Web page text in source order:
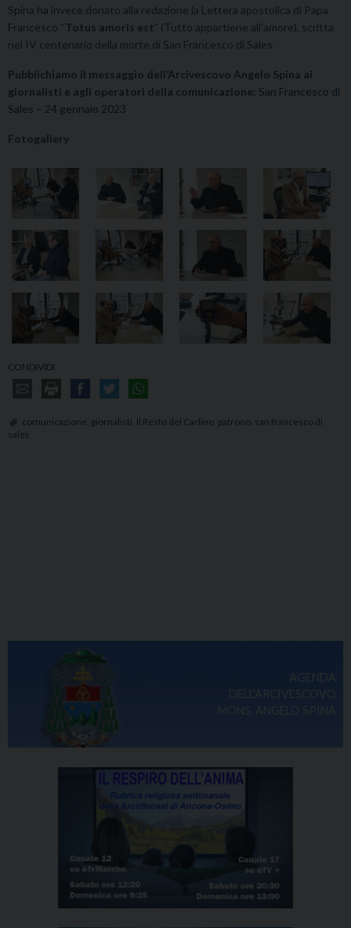
Spina ha invece donato alla redazione la Lettera apostolica di Papa
Francesco “Totus amoris est” (Tutto appartiene all’amore), scritta
nel IV centenario della morte di San Francesco di Sales.
Pubblichiamo il messaggio dell’Arcivescovo Angelo Spina ai
giornalisti e agli operatori della comunicazione: San Francesco di
Sales – 24 gennaio 2023
Fotogallery
CONDIVIDI
comunicazione giornalisti Il Resto del Carlino patrono san francesco di
sales
AGENDA
DELL'ARCIVESCOVO
MONS. ANGELO SPINA